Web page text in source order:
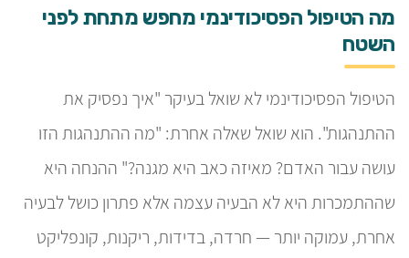
מה הטיפול הפסיכודינמי מחפש מתחת לפני
השטח
הטיפול הפסיכודינמי לא שואל בעיקר "איך נפסיק את
ההתנהגות". הוא שואל שאלה אחרת: "מה ההתנהגות הזו
עושה עבור האדם? מאיזה כאב היא מגנה?" ההנחה היא
שההתמכרות היא לא הבעיה עצמה אלא פתרון כושל לבעיה
אחרת, עמוקה יותר — חרדה, בדידות, ריקנות, קונפליקט